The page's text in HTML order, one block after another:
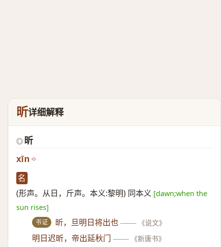
昕详细解释
◎ 昕
xīn
名
(形声。从日，斤声。本义:黎明) 同本义 [dawn;when the
sun rises]
书证 昕，旦明日将出也 —— 《说文》
明日迟昕，帝出延秋门 —— 《新唐书》